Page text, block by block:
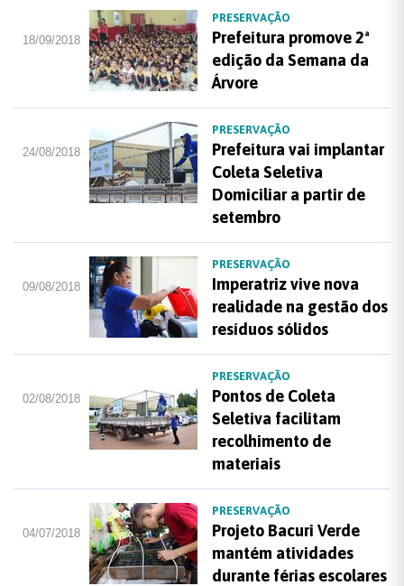
18/09/2018
PRESERVAÇÃO
Prefeitura promove 2ª
edição da Semana da
Árvore
24/08/2018
PRESERVAÇÃO
Prefeitura vai implantar
Coleta Seletiva
Domiciliar a partir de
setembro
09/08/2018
PRESERVAÇÃO
Imperatriz vive nova
realidade na gestão dos
resíduos sólidos
02/08/2018
PRESERVAÇÃO
Pontos de Coleta
Seletiva facilitam
recolhimento de
materiais
04/07/2018
PRESERVAÇÃO
Projeto Bacuri Verde
mantém atividades
durante férias escolares